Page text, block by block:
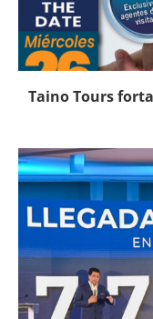
Taino Tours